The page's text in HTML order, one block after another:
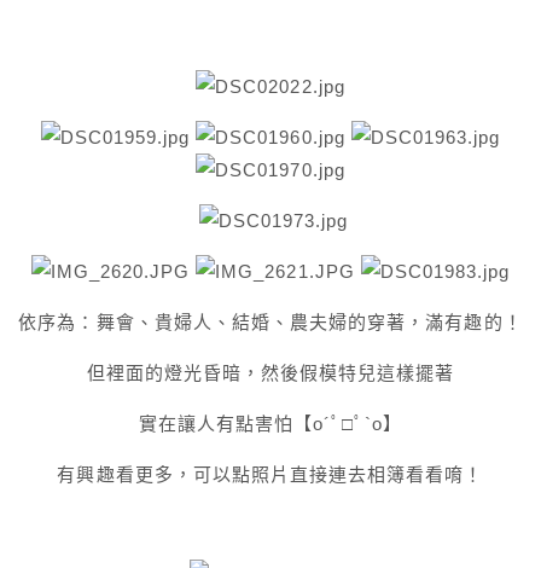
依序為：舞會、貴婦人、結婚、農夫婦的穿著，滿有趣的！
但裡面的燈光昏暗，然後假模特兒這樣擺著
實在讓人有點害怕【o´ﾟ□ﾟ`o】
有興趣看更多，可以點照片直接連去相簿看看唷！